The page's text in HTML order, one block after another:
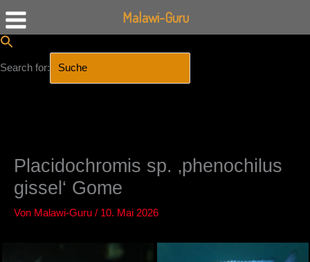
Search for:
Placidochromis sp. ‚phenochilus
gissel‘ Gome
Von Malawi-Guru / 10. Mai 2026
Malawi-Guru